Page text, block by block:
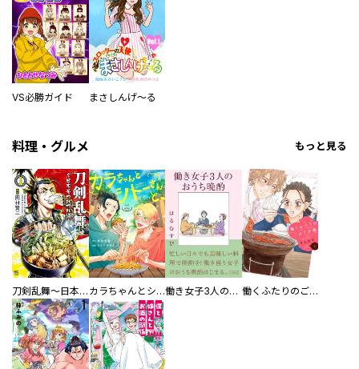
VS必勝ガイド まさしんげ～る
料理・グルメ もっと見る
刀剣乱舞～日本号つれづれ酒～ カラちゃんとシトーさんと、 【分冊版】 働き女子3人のおうち晩酌 働くふたりのごほうび飯